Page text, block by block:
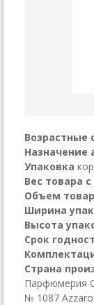
Возрастные
Назначение
Упаковка
Вес товара
Объем
Ширина
Высота
Срок
Страна
Парфюмерия
№ 1087